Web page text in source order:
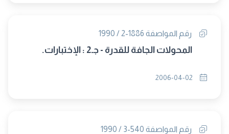
رقم المواصفة 1886-2 / 1990
المحولات الجافة للقدرة - جـ2 : الإختبارات.
رقم المواصفة 540-3 / 1990